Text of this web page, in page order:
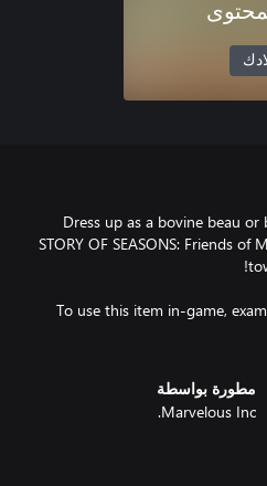
Dress up as a bovine beau
STORY OF SEASONS: Friends
To use this item in-game,
مطورة بواسطة
Marvelous Inc.